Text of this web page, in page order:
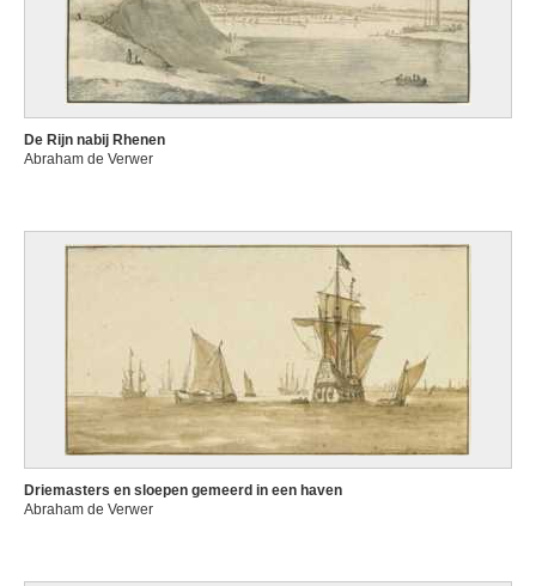
De Rijn nabij Rhenen
Abraham de Verwer
Driemasters en sloepen gemeerd in een haven
Abraham de Verwer